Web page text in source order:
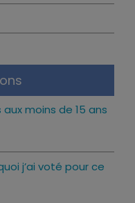
moins de 15 ans
j’ai voté pour ce